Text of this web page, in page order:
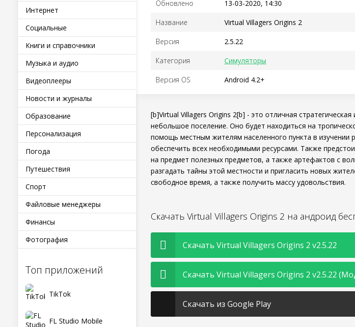
Интернет
Социальные
Книги и справочники
Музыка и аудио
Видеоплееры
Новости и журналы
Образование
Персонализация
Погода
Путешествия
Спорт
Файловые менеджеры
Финансы
Фотография
Топ приложений
TikTok
FL Studio Mobile
Обновлено 13-03-2020, 14:30
Название Virtual Villagers Origins 2
Версия 2.5.22
Категория Симуляторы
Версия OS Android 4.2+
[b]Virtual Villagers Origins 2[b] - это отличная
небольшое поселение. Оно будет находиться на
помощь местным жителям населенного пункта в изучении
обеспечить всех необходимыми ресурсами. Также
на предмет полезных предметов, а также артефактов с
разгадать тайны этой местности и пригласить новых
свободное время, а также получить массу удовольствия.
Скачать Virtual Villagers Origins 2 на андроид
Скачать Virtual Villagers Origins 2 v2.5.22
Скачать Virtual Villagers Origins 2 v2.5.22
Скачать из Google Play